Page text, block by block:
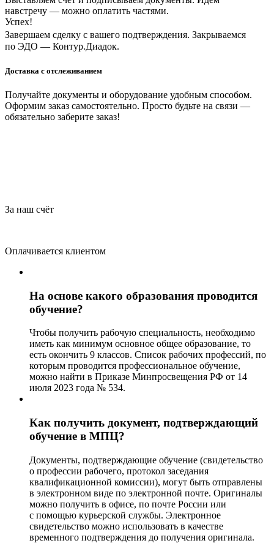
навстречу — можно оплатить частями.
Успех!
Завершаем сделку с вашего подтверждения. Закрываемся
по ЭДО — Контур.Диадок.
Доставка с отслеживанием
Получайте документы и оборудование удобным способом.
Оформим заказ самостоятельно. Просто будьте на связи —
обязательно заберите заказ!
За наш счёт
Оплачивается клиентом
На основе какого образования проводится
обучение?
Чтобы получить рабочую специальность, необходимо
иметь как минимум основное общее образование, то
есть окончить 9 классов. Список рабочих профессий, по
которым проводится профессиональное обучение,
можно найти в Приказе Минпросвещения РФ от 14
июля 2023 года № 534.
Как получить документ, подтверждающий
обучение в МПЦ?
Документы, подтверждающие обучение (свидетельство
о профессии рабочего, протокол заседания
квалификационной комиссии), могут быть отправлены
в электронном виде по электронной почте. Оригиналы
можно получить в офисе, по почте России или
с помощью курьерской службы. Электронное
свидетельство можно использовать в качестве
временного подтверждения до получения оригинала.